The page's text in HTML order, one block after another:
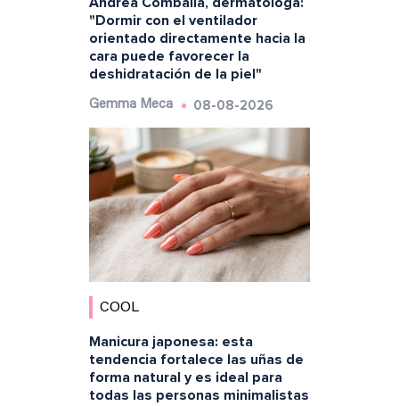
"Dormir con el ventilador
orientado directamente hacia la
cara puede favorecer la
deshidratación de la piel"
Gemma Meca 08-08-2026
COOL
Manicura japonesa: esta
tendencia fortalece las uñas de
forma natural y es ideal para
todas las personas minimalistas